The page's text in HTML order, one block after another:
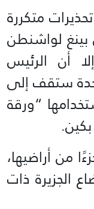
متكررة
لواشنطن
أن الرئيس
ستقف إلى
“ورقة
من أراضيها،
الجزيرة ذات